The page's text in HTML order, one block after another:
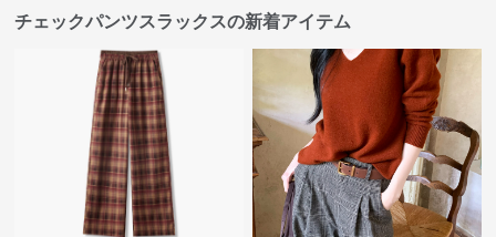
チェックパンツスラックスの新着アイテム